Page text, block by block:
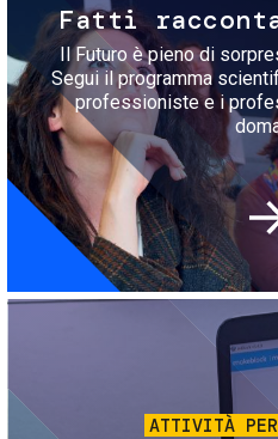
Fatti
Il Futuro è pieno di
Segui il programma
professioniste e i
ATTIVITÀ